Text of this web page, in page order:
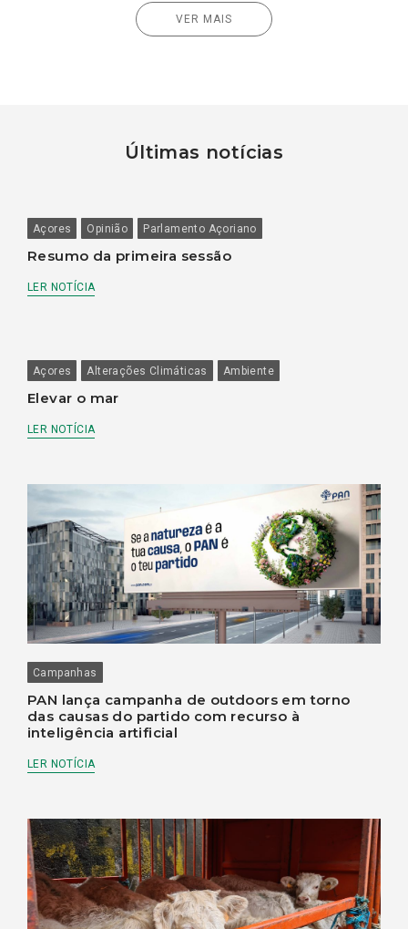
VER MAIS
Últimas notícias
Açores Opinião Parlamento Açoriano
Resumo da primeira sessão
LER NOTÍCIA
Açores Alterações Climáticas Ambiente
Elevar o mar
LER NOTÍCIA
Campanhas
PAN lança campanha de outdoors em torno
das causas do partido com recurso à
inteligência artificial
LER NOTÍCIA